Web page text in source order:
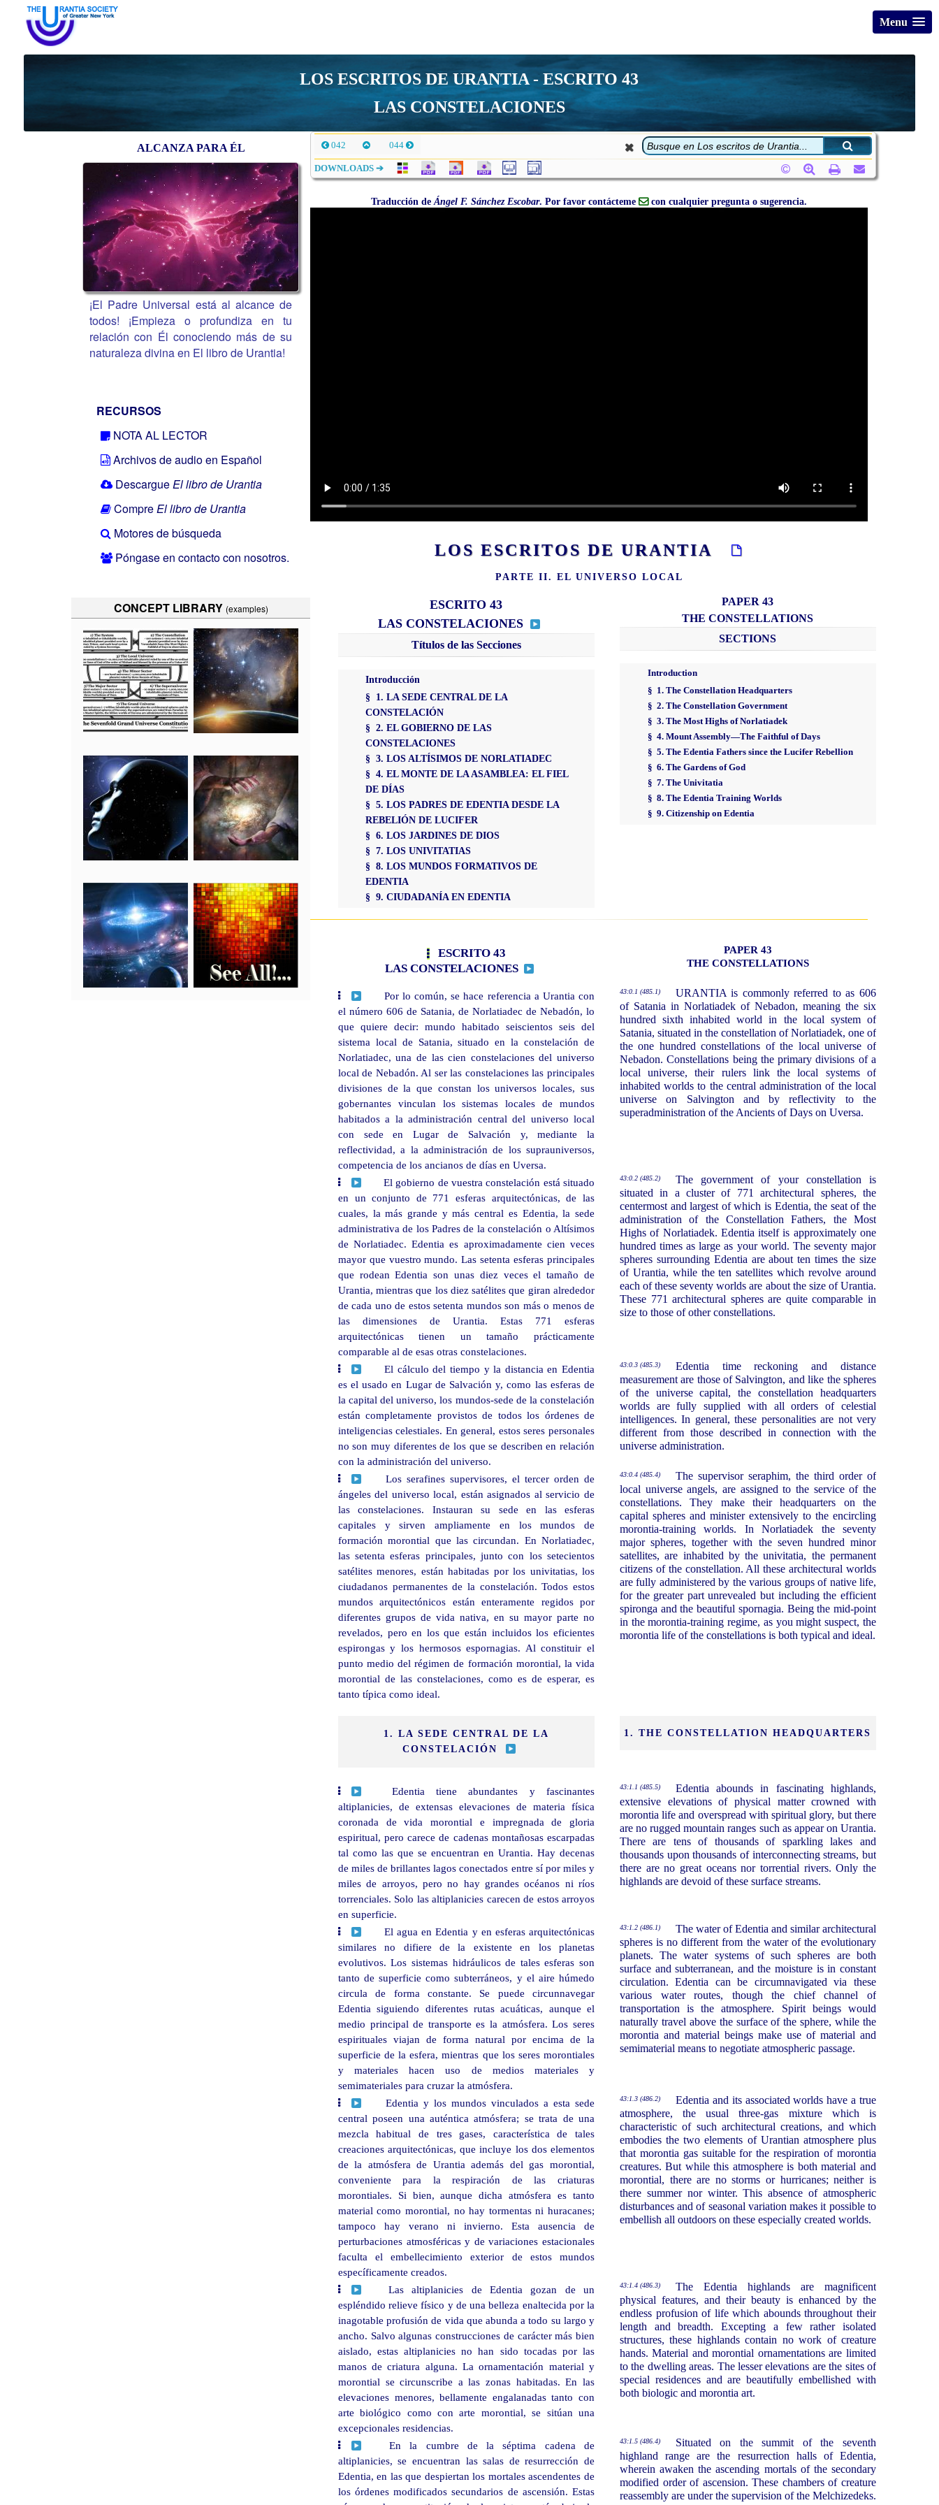
Menu
LOS ESCRITOS DE URANTIA - ESCRITO 43
LAS CONSTELACIONES
042 044
DOWNLOADS ➔
Traducción de Ángel F. Sánchez Escobar. Por favor contácteme con cualquier pregunta o sugerencia.
LOS ESCRITOS DE URANTIA
PARTE II. EL UNIVERSO LOCAL
ESCRITO 43
LAS CONSTELACIONES
Títulos de las Secciones
Introducción
§ 1. LA SEDE CENTRAL DE LA
CONSTELACIÓN
§ 2. EL GOBIERNO DE LAS
CONSTELACIONES
§ 3. LOS ALTÍSIMOS DE NORLATIADEC
§ 4. EL MONTE DE LA ASAMBLEA: EL FIEL
DE DÍAS
§ 5. LOS PADRES DE EDENTIA DESDE LA
REBELIÓN DE LUCIFER
§ 6. LOS JARDINES DE DIOS
§ 7. LOS UNIVITATIAS
§ 8. LOS MUNDOS FORMATIVOS DE
EDENTIA
§ 9. CIUDADANÍA EN EDENTIA
PAPER 43
THE CONSTELLATIONS
SECTIONS
Introduction
§ 1. The Constellation Headquarters
§ 2. The Constellation Government
§ 3. The Most Highs of Norlatiadek
§ 4. Mount Assembly—The Faithful of Days
§ 5. The Edentia Fathers since the Lucifer Rebellion
§ 6. The Gardens of God
§ 7. The Univitatia
§ 8. The Edentia Training Worlds
§ 9. Citizenship on Edentia
ESCRITO 43
LAS CONSTELACIONES
PAPER 43
THE CONSTELLATIONS
Por lo común, se hace referencia a Urantia con
el número 606 de Satania, de Norlatiadec de Nebadón, lo
que quiere decir: mundo habitado seiscientos seis del
sistema local de Satania, situado en la constelación de
Norlatiadec, una de las cien constelaciones del universo
local de Nebadón. Al ser las constelaciones las principales
divisiones de la que constan los universos locales, sus
gobernantes vinculan los sistemas locales de mundos
habitados a la administración central del universo local
con sede en Lugar de Salvación y, mediante la
reflectividad, a la administración de los suprauniversos,
competencia de los ancianos de días en Uversa.
43:0.1 (485.1)
URANTIA is commonly referred to as 606
of Satania in Norlatiadek of Nebadon, meaning the six
hundred sixth inhabited world in the local system of
Satania, situated in the constellation of Norlatiadek, one of
the one hundred constellations of the local universe of
Nebadon. Constellations being the primary divisions of a
local universe, their rulers link the local systems of
inhabited worlds to the central administration of the local
universe on Salvington and by reflectivity to the
superadministration of the Ancients of Days on Uversa.
El gobierno de vuestra constelación está situado
en un conjunto de 771 esferas arquitectónicas, de las
cuales, la más grande y más central es Edentia, la sede
administrativa de los Padres de la constelación o Altísimos
de Norlatiadec. Edentia es aproximadamente cien veces
mayor que vuestro mundo. Las setenta esferas principales
que rodean Edentia son unas diez veces el tamaño de
Urantia, mientras que los diez satélites que giran alrededor
de cada uno de estos setenta mundos son más o menos de
las dimensiones de Urantia. Estas 771 esferas
arquitectónicas tienen un tamaño prácticamente
comparable al de esas otras constelaciones.
43:0.2 (485.2)
The government of your constellation is
situated in a cluster of 771 architectural spheres, the
centermost and largest of which is Edentia, the seat of the
administration of the Constellation Fathers, the Most
Highs of Norlatiadek. Edentia itself is approximately one
hundred times as large as your world. The seventy major
spheres surrounding Edentia are about ten times the size
of Urantia, while the ten satellites which revolve around
each of these seventy worlds are about the size of Urantia.
These 771 architectural spheres are quite comparable in
size to those of other constellations.
El cálculo del tiempo y la distancia en Edentia
es el usado en Lugar de Salvación y, como las esferas de
la capital del universo, los mundos-sede de la constelación
están completamente provistos de todos los órdenes de
inteligencias celestiales. En general, estos seres personales
no son muy diferentes de los que se describen en relación
con la administración del universo.
43:0.3 (485.3)
Edentia time reckoning and distance
measurement are those of Salvington, and like the spheres
of the universe capital, the constellation headquarters
worlds are fully supplied with all orders of celestial
intelligences. In general, these personalities are not very
different from those described in connection with the
universe administration.
Los serafines supervisores, el tercer orden de
ángeles del universo local, están asignados al servicio de
las constelaciones. Instauran su sede en las esferas
capitales y sirven ampliamente en los mundos de
formación morontial que las circundan. En Norlatiadec,
las setenta esferas principales, junto con los setecientos
satélites menores, están habitadas por los univitatias, los
ciudadanos permanentes de la constelación. Todos estos
mundos arquitectónicos están enteramente regidos por
diferentes grupos de vida nativa, en su mayor parte no
revelados, pero en los que están incluidos los eficientes
espirongas y los hermosos espornagias. Al constituir el
punto medio del régimen de formación morontial, la vida
morontial de las constelaciones, como es de esperar, es
tanto típica como ideal.
43:0.4 (485.4)
The supervisor seraphim, the third order of
local universe angels, are assigned to the service of the
constellations. They make their headquarters on the
capital spheres and minister extensively to the encircling
morontia-training worlds. In Norlatiadek the seventy
major spheres, together with the seven hundred minor
satellites, are inhabited by the univitatia, the permanent
citizens of the constellation. All these architectural worlds
are fully administered by the various groups of native life,
for the greater part unrevealed but including the efficient
spironga and the beautiful spornagia. Being the mid-point
in the morontia-training regime, as you might suspect, the
morontia life of the constellations is both typical and ideal.
1. LA SEDE CENTRAL DE LA
CONSTELACIÓN
1. THE CONSTELLATION HEADQUARTERS
Edentia tiene abundantes y fascinantes
altiplanicies, de extensas elevaciones de materia física
coronada de vida morontial e impregnada de gloria
espiritual, pero carece de cadenas montañosas escarpadas
tal como las que se encuentran en Urantia. Hay decenas
de miles de brillantes lagos conectados entre sí por miles y
miles de arroyos, pero no hay grandes océanos ni ríos
torrenciales. Solo las altiplanicies carecen de estos arroyos
en superficie.
43:1.1 (485.5)
Edentia abounds in fascinating highlands,
extensive elevations of physical matter crowned with
morontia life and overspread with spiritual glory, but there
are no rugged mountain ranges such as appear on Urantia.
There are tens of thousands of sparkling lakes and
thousands upon thousands of interconnecting streams, but
there are no great oceans nor torrential rivers. Only the
highlands are devoid of these surface streams.
El agua en Edentia y en esferas arquitectónicas
similares no difiere de la existente en los planetas
evolutivos. Los sistemas hidráulicos de tales esferas son
tanto de superficie como subterráneos, y el aire húmedo
circula de forma constante. Se puede circunnavegar
Edentia siguiendo diferentes rutas acuáticas, aunque el
medio principal de transporte es la atmósfera. Los seres
espirituales viajan de forma natural por encima de la
superficie de la esfera, mientras que los seres morontiales
y materiales hacen uso de medios materiales y
semimateriales para cruzar la atmósfera.
43:1.2 (486.1)
The water of Edentia and similar architectural
spheres is no different from the water of the evolutionary
planets. The water systems of such spheres are both
surface and subterranean, and the moisture is in constant
circulation. Edentia can be circumnavigated via these
various water routes, though the chief channel of
transportation is the atmosphere. Spirit beings would
naturally travel above the surface of the sphere, while the
morontia and material beings make use of material and
semimaterial means to negotiate atmospheric passage.
Edentia y los mundos vinculados a esta sede
central poseen una auténtica atmósfera; se trata de una
mezcla habitual de tres gases, característica de tales
creaciones arquitectónicas, que incluye los dos elementos
de la atmósfera de Urantia además del gas morontial,
conveniente para la respiración de las criaturas
morontiales. Si bien, aunque dicha atmósfera es tanto
material como morontial, no hay tormentas ni huracanes;
tampoco hay verano ni invierno. Esta ausencia de
perturbaciones atmosféricas y de variaciones estacionales
faculta el embellecimiento exterior de estos mundos
específicamente creados.
43:1.3 (486.2)
Edentia and its associated worlds have a true
atmosphere, the usual three-gas mixture which is
characteristic of such architectural creations, and which
embodies the two elements of Urantian atmosphere plus
that morontia gas suitable for the respiration of morontia
creatures. But while this atmosphere is both material and
morontial, there are no storms or hurricanes; neither is
there summer nor winter. This absence of atmospheric
disturbances and of seasonal variation makes it possible to
embellish all outdoors on these especially created worlds.
Las altiplanicies de Edentia gozan de un
espléndido relieve físico y de una belleza enaltecida por la
inagotable profusión de vida que abunda a todo su largo y
ancho. Salvo algunas construcciones de carácter más bien
aislado, estas altiplanicies no han sido tocadas por las
manos de criatura alguna. La ornamentación material y
morontial se circunscribe a las zonas habitadas. En las
elevaciones menores, bellamente engalanadas tanto con
arte biológico como con arte morontial, se sitúan una
excepcionales residencias.
43:1.4 (486.3)
The Edentia highlands are magnificent
physical features, and their beauty is enhanced by the
endless profusion of life which abounds throughout their
length and breadth. Excepting a few rather isolated
structures, these highlands contain no work of creature
hands. Material and morontial ornamentations are limited
to the dwelling areas. The lesser elevations are the sites of
special residences and are beautifully embellished with
both biologic and morontia art.
En la cumbre de la séptima cadena de
altiplanicies, se encuentran las salas de resurrección de
Edentia, en las que despiertan los mortales ascendentes de
los órdenes modificados secundarios de ascensión. Estas
43:1.5 (486.4)
Situated on the summit of the seventh
highland range are the resurrection halls of Edentia,
wherein awaken the ascending mortals of the secondary
modified order of ascension. These chambers of creature
reassembly are under the supervision of the Melchizedeks.
ALCANZA PARA ÉL
¡El Padre Universal está al alcance de
todos! ¡Empieza o profundiza en tu
relación con Él conociendo más de su
naturaleza divina en El libro de Urantia!
RECURSOS
NOTA AL LECTOR
Archivos de audio en Español
DescargueEl libro de Urantia
CompreEl libro de Urantia
Motores de búsqueda
Póngase en contacto con nosotros.
CONCEPT LIBRARY (examples)